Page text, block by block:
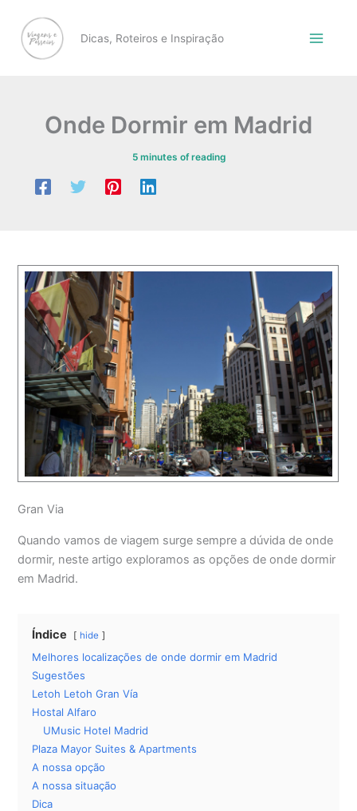
content
Dicas, Roteiros e Inspiração
Onde Dormir em Madrid
5 minutes of reading
Gran Via
Quando vamos de viagem surge sempre a dúvida de onde
dormir, neste artigo exploramos as opções de onde dormir
em Madrid.
Índice hide
Melhores localizações de onde dormir em Madrid
Sugestões
Letoh Letoh Gran Vía
Hostal Alfaro
UMusic Hotel Madrid
Plaza Mayor Suites & Apartments
A nossa opção
A nossa situação
Dica